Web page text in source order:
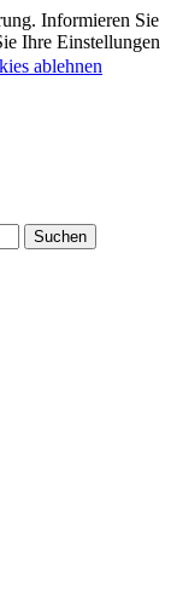
Informieren Sie
Ihre Einstellungen
ablehnen